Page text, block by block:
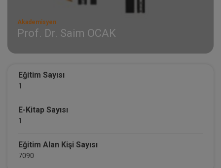
Akademisyen
Prof. Dr. Saim OCAK
Eğitim Sayısı
1
E-Kitap Sayısı
1
Eğitim Alan Kişi Sayısı
7090